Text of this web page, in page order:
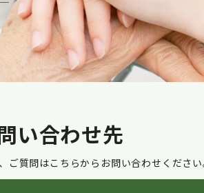
い合わせ先
ご質問はこちらからお問い合わせくださ